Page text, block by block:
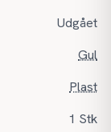
Udgået
Gul
Plast
1 Stk